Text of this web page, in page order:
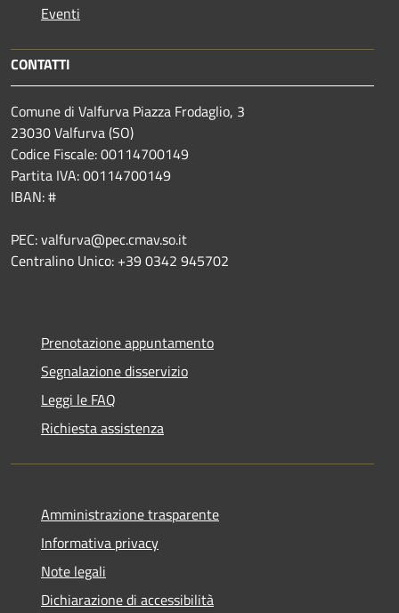
Eventi
CONTATTI
Comune di Valfurva Piazza Frodaglio, 3
23030 Valfurva (SO)
Codice Fiscale: 00114700149
Partita IVA: 00114700149
IBAN: #
PEC: valfurva@pec.cmav.so.it
Centralino Unico: +39 0342 945702
Prenotazione appuntamento
Segnalazione disservizio
Leggi le FAQ
Richiesta assistenza
Amministrazione trasparente
Informativa privacy
Note legali
Dichiarazione di accessibilità